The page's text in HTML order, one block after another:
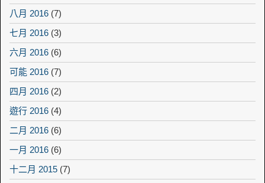
八月 2016 (7)
七月 2016 (3)
六月 2016 (6)
可能 2016 (7)
四月 2016 (2)
遊行 2016 (4)
二月 2016 (6)
一月 2016 (6)
十二月 2015 (7)